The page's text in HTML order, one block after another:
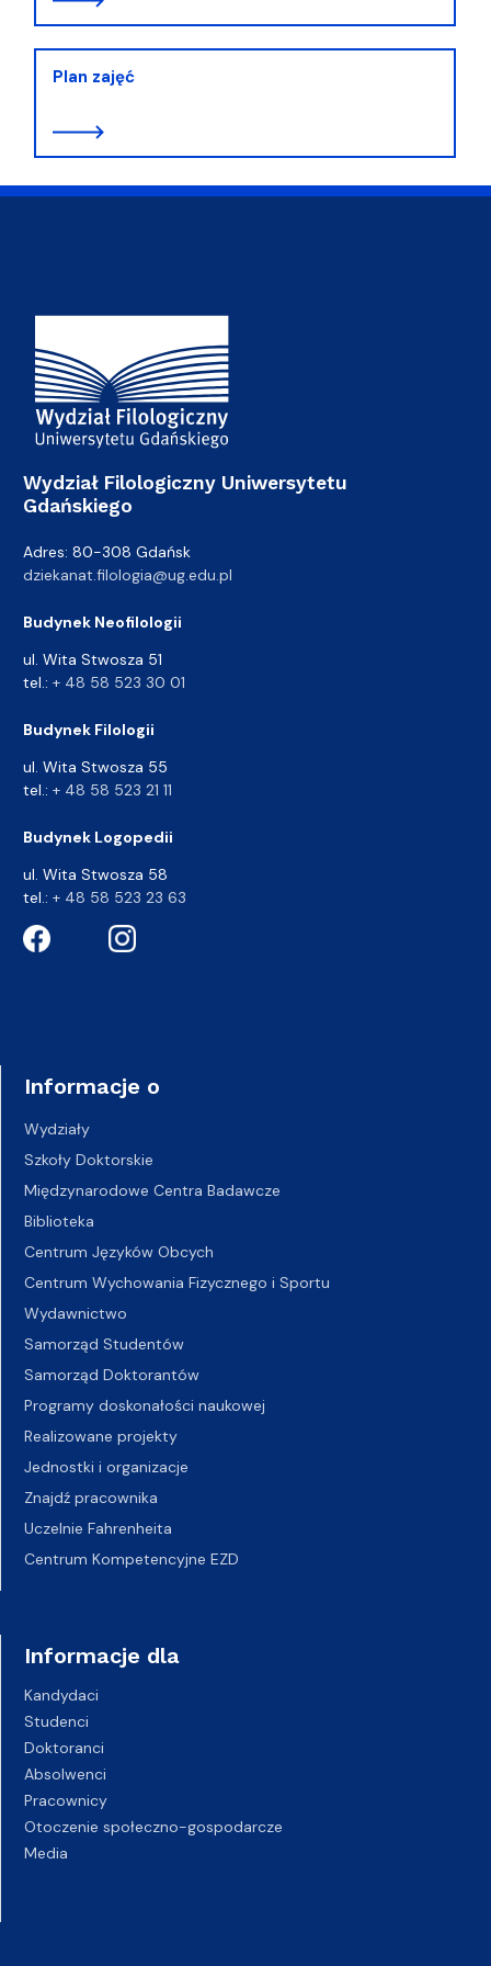
Plan zajęć
Adres Wydziału
Wydział Filologiczny Uniwersytetu
Gdańskiego
Adres: 80-308 Gdańsk
dziekanat.filologia@ug.edu.pl
Budynek Neofilologii
ul. Wita Stwosza 51
tel.: + 48 58 523 30 01
Budynek Filologii
ul. Wita Stwosza 55
tel.: + 48 58 523 21 11
Budynek Logopedii
ul. Wita Stwosza 58
tel.: + 48 58 523 23 63
Informacje o
Wydziały
Szkoły Doktorskie
Międzynarodowe Centra Badawcze
Biblioteka
Centrum Języków Obcych
Centrum Wychowania Fizycznego i Sportu
Wydawnictwo
Samorząd Studentów
Samorząd Doktorantów
Programy doskonałości naukowej
Realizowane projekty
Jednostki i organizacje
Znajdź pracownika
Uczelnie Fahrenheita
Centrum Kompetencyjne EZD
Informacje dla
Kandydaci
Studenci
Doktoranci
Absolwenci
Pracownicy
Otoczenie społeczno-gospodarcze
Media